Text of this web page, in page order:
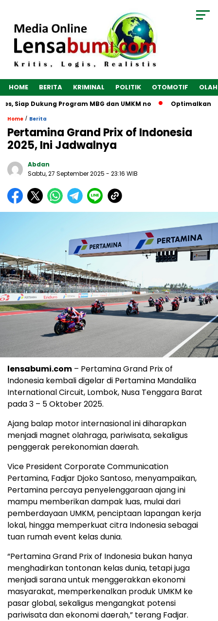
HOME BERITA KRIMINAL POLITIK OTOMOTIF
Dukung Program MBG dan UMKM no Optimalkan
Home / Berita
Pertamina Grand Prix of Indonesia
2025, Ini Jadwalnya
Abdan
Sabtu, 27 September 2025 - 23:16 WIB
lensabumi.com – Pertamina Grand Prix of
Indonesia kembali digelar di Pertamina Mandalika
International Circuit, Lombok, Nusa Tenggara Barat
pada 3 – 5 Oktober 2025.
Ajang balap motor internasional ini diharapkan
menjadi magnet olahraga, pariwisata, sekaligus
penggerak perekonomian daerah.
Vice President Corporate Communication
Pertamina, Fadjar Djoko Santoso, menyampaikan,
Pertamina percaya penyelenggaraan ajang ini
mampu memberikan dampak luas, mulai dari
pemberdayaan UMKM, penciptaan lapangan kerja
lokal, hingga memperkuat citra Indonesia sebagai
tuan rumah event kelas dunia.
“Pertamina Grand Prix of Indonesia bukan hanya
menghadirkan tontonan kelas dunia, tetapi juga
menjadi sarana untuk menggerakkan ekonomi
masyarakat, memperkenalkan produk UMKM ke
pasar global, sekaligus mengangkat potensi
pariwisata dan ekonomi daerah,” terang Fadjar.